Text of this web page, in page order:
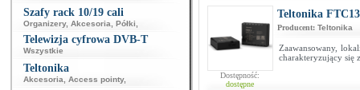
Szafy rack 10/19 cali
Organizery, Akcesoria Półki
Telewizja cyfrowa DVB-T
Wszystkie
Teltonika
Akcesoria Access pointy,
Dostępność:
dostępne
Teltonika
Producent: Teltonika
Zaawansowany,
charakteryzujący się